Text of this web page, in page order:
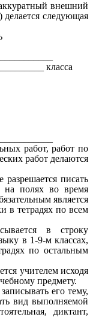
внешний
следующая
класса
работ, работ по
работ делаются
писать
на полях во время
является
в тетрадях по всем
в строку
в 1-9-м классах,
по остальным
учителем исходя
предмету.
его тему,
вид выполняемой
диктант,